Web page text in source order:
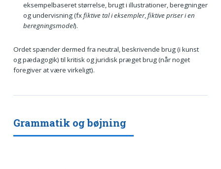
eksempelbaseret størrelse, brugt i illustrationer, beregninger
og undervisning (fxfiktive tal i eksempler,fiktive priser i en
beregningsmodel).
Ordet spænder dermed fra neutral, beskrivende brug (i kunst
og pædagogik) til kritisk og juridisk præget brug (når noget
foregiver at være virkeligt).
Grammatik og bøjning